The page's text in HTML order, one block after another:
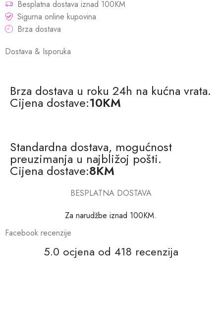
Besplatna dostava iznad 100KM
Sigurna online kupovina
Brza dostava
Dostava & Isporuka
Brza dostava u roku 24h na kućna vrata.
Cijena dostave:10KM
Standardna dostava, mogućnost
preuzimanja u najbližoj pošti.
Cijena dostave:8KM
BESPLATNA DOSTAVA
Za narudžbe iznad 100KM.
Facebook recenzije
5.0 ocjena od 418 recenzija